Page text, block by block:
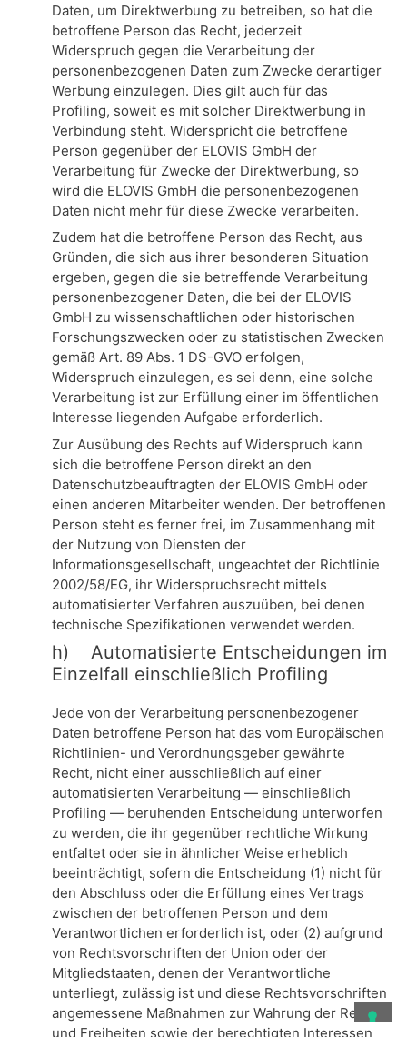
Daten, um Direktwerbung zu betreiben, so hat die
betroffene Person das Recht, jederzeit
Widerspruch gegen die Verarbeitung der
personenbezogenen Daten zum Zwecke derartiger
Werbung einzulegen. Dies gilt auch für das
Profiling, soweit es mit solcher Direktwerbung in
Verbindung steht. Widerspricht die betroffene
Person gegenüber der ELOVIS GmbH der
Verarbeitung für Zwecke der Direktwerbung, so
wird die ELOVIS GmbH die personenbezogenen
Daten nicht mehr für diese Zwecke verarbeiten.
Zudem hat die betroffene Person das Recht, aus
Gründen, die sich aus ihrer besonderen Situation
ergeben, gegen die sie betreffende Verarbeitung
personenbezogener Daten, die bei der ELOVIS
GmbH zu wissenschaftlichen oder historischen
Forschungszwecken oder zu statistischen Zwecken
gemäß Art. 89 Abs. 1 DS-GVO erfolgen,
Widerspruch einzulegen, es sei denn, eine solche
Verarbeitung ist zur Erfüllung einer im öffentlichen
Interesse liegenden Aufgabe erforderlich.
Zur Ausübung des Rechts auf Widerspruch kann
sich die betroffene Person direkt an den
Datenschutzbeauftragten der ELOVIS GmbH oder
einen anderen Mitarbeiter wenden. Der betroffenen
Person steht es ferner frei, im Zusammenhang mit
der Nutzung von Diensten der
Informationsgesellschaft, ungeachtet der Richtlinie
2002/58/EG, ihr Widerspruchsrecht mittels
automatisierter Verfahren auszuüben, bei denen
technische Spezifikationen verwendet werden.
h) Automatisierte Entscheidungen im
Einzelfall einschließlich Profiling
Jede von der Verarbeitung personenbezogener
Daten betroffene Person hat das vom Europäischen
Richtlinien- und Verordnungsgeber gewährte
Recht, nicht einer ausschließlich auf einer
automatisierten Verarbeitung — einschließlich
Profiling — beruhenden Entscheidung unterworfen
zu werden, die ihr gegenüber rechtliche Wirkung
entfaltet oder sie in ähnlicher Weise erheblich
beeinträchtigt, sofern die Entscheidung (1) nicht für
den Abschluss oder die Erfüllung eines Vertrags
zwischen der betroffenen Person und dem
Verantwortlichen erforderlich ist, oder (2) aufgrund
von Rechtsvorschriften der Union oder der
Mitgliedstaaten, denen der Verantwortliche
unterliegt, zulässig ist und diese Rechtsvorschriften
angemessene Maßnahmen zur Wahrung der Rechte
und Freiheiten sowie der berechtigten Interessen